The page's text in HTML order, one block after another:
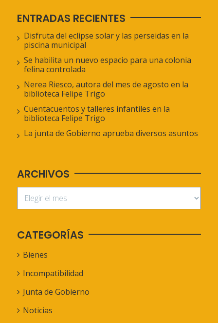
ENTRADAS RECIENTES
Disfruta del eclipse solar y las perseidas en la
piscina municipal
Se habilita un nuevo espacio para una colonia
felina controlada
Nerea Riesco, autora del mes de agosto en la
biblioteca Felipe Trigo
Cuentacuentos y talleres infantiles en la
biblioteca Felipe Trigo
La junta de Gobierno aprueba diversos asuntos
ARCHIVOS
CATEGORÍAS
Bienes
Incompatibilidad
Junta de Gobierno
Noticias